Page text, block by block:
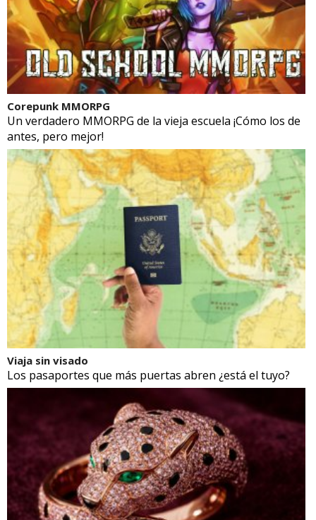
Corepunk MMORPG
Un verdadero MMORPG de la vieja escuela ¡Cómo los de
antes, pero mejor!
Viaja sin visado
Los pasaportes que más puertas abren ¿está el tuyo?